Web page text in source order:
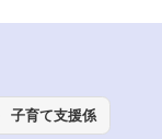
子育て支援係